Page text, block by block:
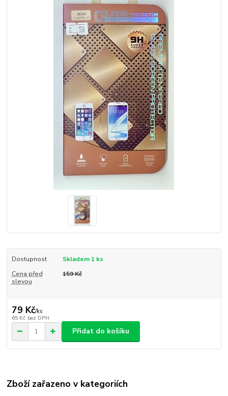
Dostupnost
Skladem 1 ks
Cena před
slevou
159 Kč
79 Kč/ks
65 Kč bez DPH
Přidat do košíku
Zboží zařazeno v kategoriích